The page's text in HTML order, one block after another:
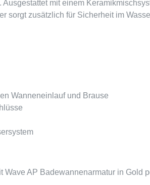
mit einem
sorgt zusätzlich für Sicherheit im
Wanneneinlauf und Brause
AP Badewannenarmatur in Gold